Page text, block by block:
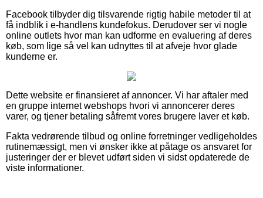
Facebook tilbyder dig tilsvarende rigtig habile metoder til at
få indblik i e-handlens kundefokus. Derudover ser vi nogle
online outlets hvor man kan udforme en evaluering af deres
køb, som lige så vel kan udnyttes til at afveje hvor glade
kunderne er.
Dette website er finansieret af annoncer. Vi har aftaler med
en gruppe internet webshops hvori vi annoncerer deres
varer, og tjener betaling såfremt vores brugere laver et køb.
Fakta vedrørende tilbud og online forretninger vedligeholdes
rutinemæssigt, men vi ønsker ikke at påtage os ansvaret for
justeringer der er blevet udført siden vi sidst opdaterede de
viste informationer.